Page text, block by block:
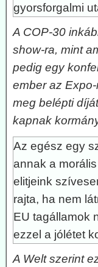
gyorsforgalmi
A COP-30
show-ra, mint
pedig egy
ember az
meg belépti
kapnak
Az egész egy
annak a
elitjeink
rajta, ha nem
EU tagállamok
ezzel a jólétet
A Welt szerint